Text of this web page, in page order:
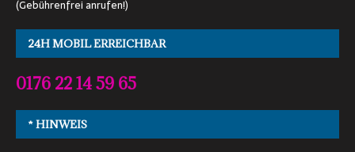
(Gebührenfrei anrufen!)
24H MOBIL ERREICHBAR
0176 22 14 59 65
* HINWEIS